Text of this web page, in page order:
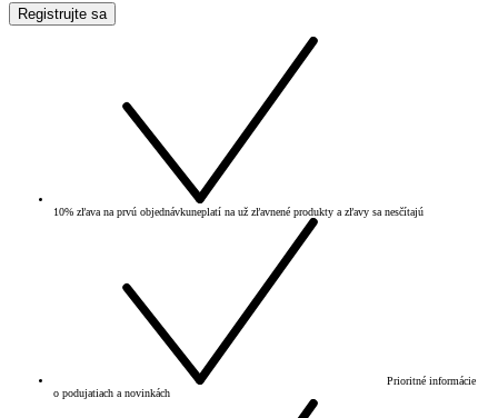
Registrujte sa
10% zľava na prvú objednávkuneplatí na už zľavnené produkty a zľavy sa nesčítajú
Prioritné informácie
o podujatiach a novinkách